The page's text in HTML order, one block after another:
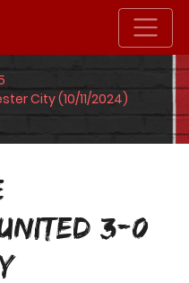
City (10/11/2024)
3-0